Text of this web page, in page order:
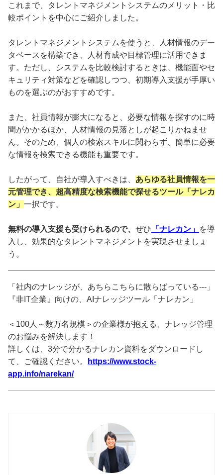
これまで、タレントマネジメントシステムのメリット・比
較ポイントを中心にご紹介しました。
タレントマネジメントシステムを使うと、人材情報のデー
タベースを構築でき、人材育成や目標管理に活用できま
す。ただし、システムを比較検討するときは、機能面やセ
キュリティ対策などを確認しつつ、初期導入支援が手厚い
ものを選ぶのがおすすめです。
また、社員情報が膨大になると、必要な情報を探すのに時
間がかかるほか、人材情報の見落としが起こりかねませ
ん。そのため、個人の検索スキルに関わらず、簡単に必要
な情報を検索できる機能も重要です。
したがって、自社が導入すべきは、 あらゆる社員情報を一
元管理でき、超高精度な検索機能で探せるツール「ナレカ
ン」 一択です。
無料の導入支援も受けられるので、 ぜひ 「ナレカン」 を導
入し、効果的なタレントマネジメントを実現させましょ
う。
「社内のナレッジが、あちらこちらに散らばっている---」
『非IT企業』向けの、AIナレッジツール「ナレカン」
＜100人～数万名規模＞の企業様が抱える、ナレッジ管理
のお悩みを解決します！
詳しくは、3分で分かるナレカン資料をダウンロードし
て、ご確認ください。
https://www.stock-
app.info/narekan/